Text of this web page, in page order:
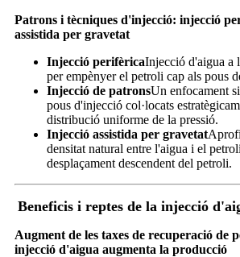
Patrons i tècniques d'injecció: injecció
assistida per gravetat
Injecció perifèricaInjecció d'aigua a
per empènyer el petroli cap als pous
Injecció de patronsUn enfocament
pous d'injecció col·locats
distribució uniforme de la pressió.
Injecció assistida per gravetat
densitat natural entre l'aigua i el
desplaçament descendent del petroli.
Beneficis i reptes de la injecció
Augment de les taxes de recuperació de
injecció d'aigua augmenta la producció